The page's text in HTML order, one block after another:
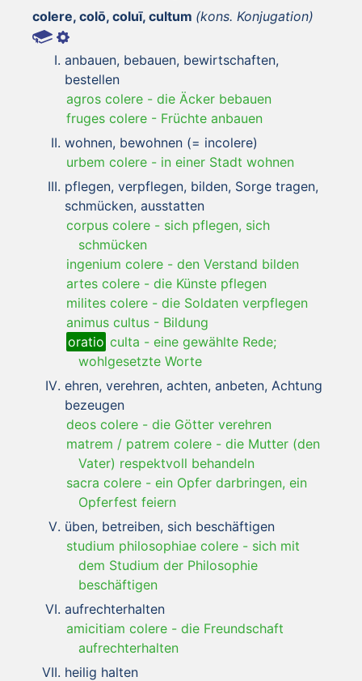
colere, colō, coluī, cultum (kons. Konjugation)
anbauen, bebauen, bewirtschaften,
bestellen
agros colere - die Äcker bebauen
fruges colere - Früchte anbauen
wohnen, bewohnen (= incolere)
urbem colere - in einer Stadt wohnen
pflegen, verpflegen, bilden, Sorge tragen,
schmücken, ausstatten
corpus colere - sich pflegen, sich
schmücken
ingenium colere - den Verstand bilden
artes colere - die Künste pflegen
milites colere - die Soldaten verpflegen
animus cultus - Bildung
oratio culta - eine gewählte Rede;
wohlgesetzte Worte
ehren, verehren, achten, anbeten, Achtung
bezeugen
deos colere - die Götter verehren
matrem / patrem colere - die Mutter (den
Vater) respektvoll behandeln
sacra colere - ein Opfer darbringen, ein
Opferfest feiern
üben, betreiben, sich beschäftigen
studium philosophiae colere - sich mit
dem Studium der Philosophie
beschäftigen
aufrechterhalten
amicitiam colere - die Freundschaft
aufrechterhalten
heilig halten